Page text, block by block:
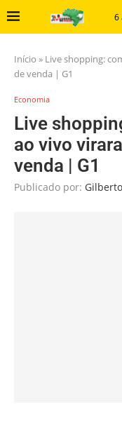
6
Início » Live shopping:
de venda | G1
Economia
Live
ao vivo
venda | G1
Publicado por: